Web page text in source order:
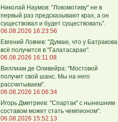
Николай Наумов: "Локомотиву" не в
первый раз предсказывают крах, а он
существовал и будет существовать".
06.08.2026 16:23:56
Евгений Ловчев: "Думаю, что у Батракова
всё получится в "Галатасарае".
06.08.2026 16:11:08
Виллиам де Оливейра: "Мостовой
получит свой шанс. Мы на него
рассчитываем".
06.08.2026 16:06:34
Игорь Дмитриев: "Спартак" с нынешним
составом может стать чемпионом".
06.08.2026 15:52:13